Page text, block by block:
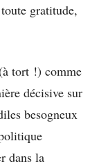
gratitude,
tort !) comme
décisive sur
besogneux
dans la